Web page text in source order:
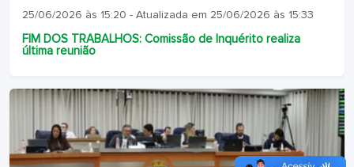
25/06/2026 às 15:20 - Atualizada em 25/06/2026 às 15:33
FIM DOS TRABALHOS: Comissão de Inquérito realiza
última reunião